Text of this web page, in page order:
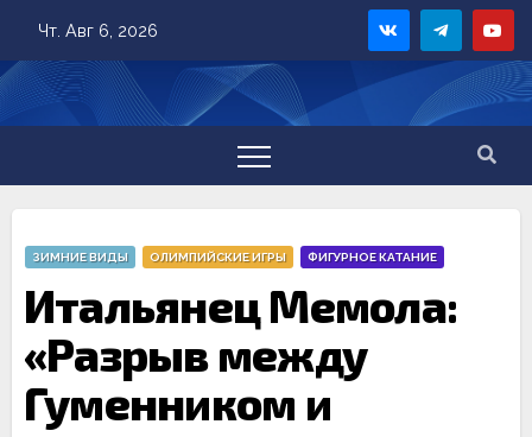
content
Чт. Авг 6, 2026
ЗИМНИЕ ВИДЫ ОЛИМПИЙСКИЕ ИГРЫ ФИГУРНОЕ КАТАНИЕ
Итальянец Мемола:
«Разрыв между
Гуменником и